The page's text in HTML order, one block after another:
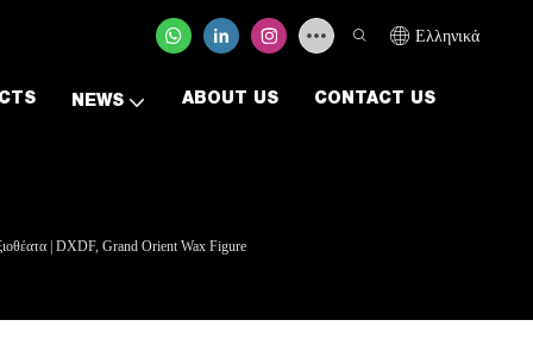
Ελληνικά
NEWS ABOUT US CONTACT US
| DXDF, Grand Orient Wax Figure